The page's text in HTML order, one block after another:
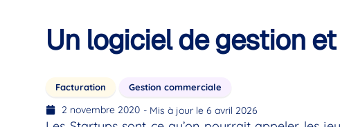
Un logiciel de gestion
Facturation Gestion commerciale
2 novembre 2020 - Mis à jour le 6 avril 2026